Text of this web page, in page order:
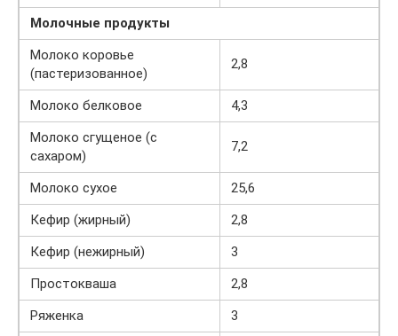
Молочные продукты
Молоко коровье
(пастеризованное)
2,8
Молоко белковое
4,3
Молоко сгущеное (с
сахаром)
7,2
Молоко сухое
25,6
Кефир (жирный)
2,8
Кефир (нежирный)
3
Простокваша
2,8
Ряженка
3